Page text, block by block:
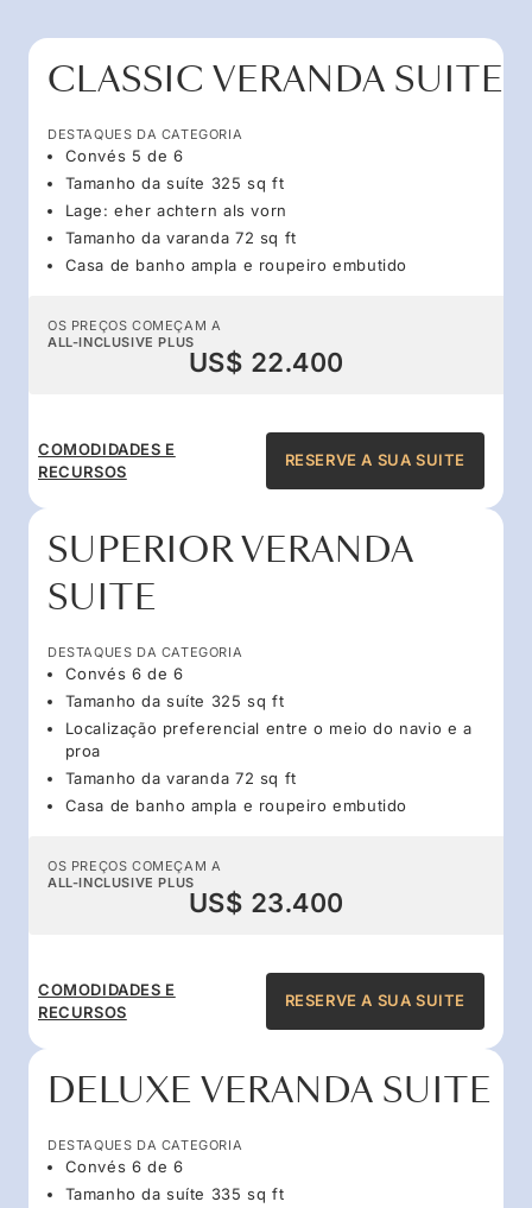
CLASSIC VERANDA SUITE
DESTAQUES DA CATEGORIA
Convés 5 de 6
Tamanho da suíte 325 sq ft
Lage: eher achtern als vorn
Tamanho da varanda 72 sq ft
Casa de banho ampla e roupeiro embutido
OS PREÇOS COMEÇAM A
ALL-INCLUSIVE PLUS
US$ 22.400
COMODIDADES E
RECURSOS
RESERVE A SUA SUITE
SUPERIOR VERANDA
SUITE
DESTAQUES DA CATEGORIA
Convés 6 de 6
Tamanho da suíte 325 sq ft
Localização preferencial entre o meio do navio e a
proa
Tamanho da varanda 72 sq ft
Casa de banho ampla e roupeiro embutido
OS PREÇOS COMEÇAM A
ALL-INCLUSIVE PLUS
US$ 23.400
COMODIDADES E
RECURSOS
RESERVE A SUA SUITE
DELUXE VERANDA SUITE
DESTAQUES DA CATEGORIA
Convés 6 de 6
Tamanho da suíte 335 sq ft